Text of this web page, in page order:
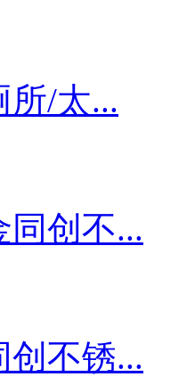
所/太...
同创不...
创不锈...